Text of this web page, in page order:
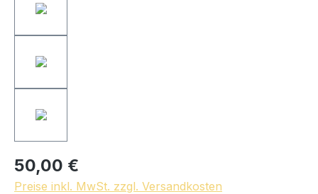
50,00 €
Preise inkl. MwSt. zzgl. Versandkosten